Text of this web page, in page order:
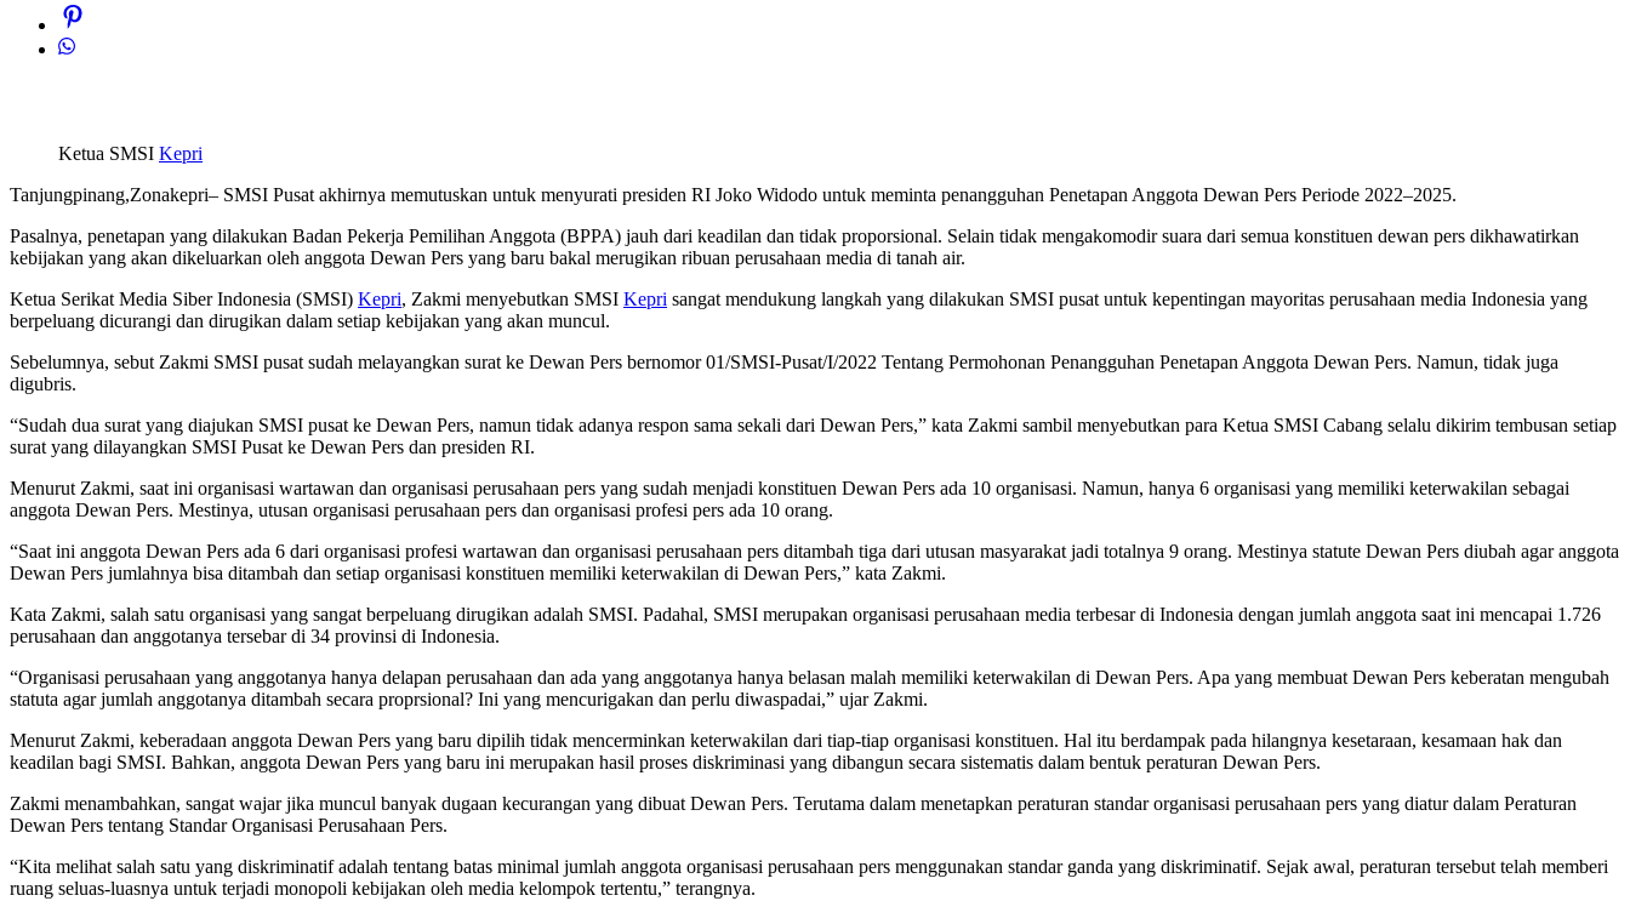
Ketua SMSI Kepri
Tanjungpinang,Zonakepri– SMSI Pusat akhirnya memutuskan untuk menyurati presiden RI Joko Widodo untuk meminta penangguhan Penetapan Anggota Dewan Pers Periode 2022–2025.
Pasalnya, penetapan yang dilakukan Badan Pekerja Pemilihan Anggota (BPPA) jauh dari keadilan dan tidak proporsional. Selain tidak mengakomodir suara dari semua konstituen dewan pers dikhawatirkan
kebijakan yang akan dikeluarkan oleh anggota Dewan Pers yang baru bakal merugikan ribuan perusahaan media di tanah air.
Ketua Serikat Media Siber Indonesia (SMSI) Kepri, Zakmi menyebutkan SMSI Kepri sangat mendukung langkah yang dilakukan SMSI pusat untuk kepentingan mayoritas perusahaan media Indonesia yang
berpeluang dicurangi dan dirugikan dalam setiap kebijakan yang akan muncul.
Sebelumnya, sebut Zakmi SMSI pusat sudah melayangkan surat ke Dewan Pers bernomor 01/SMSI-Pusat/I/2022 Tentang Permohonan Penangguhan Penetapan Anggota Dewan Pers. Namun, tidak juga
digubris.
“Sudah dua surat yang diajukan SMSI pusat ke Dewan Pers, namun tidak adanya respon sama sekali dari Dewan Pers,” kata Zakmi sambil menyebutkan para Ketua SMSI Cabang selalu dikirim tembusan setiap
surat yang dilayangkan SMSI Pusat ke Dewan Pers dan presiden RI.
Menurut Zakmi, saat ini organisasi wartawan dan organisasi perusahaan pers yang sudah menjadi konstituen Dewan Pers ada 10 organisasi. Namun, hanya 6 organisasi yang memiliki keterwakilan sebagai
anggota Dewan Pers. Mestinya, utusan organisasi perusahaan pers dan organisasi profesi pers ada 10 orang.
“Saat ini anggota Dewan Pers ada 6 dari organisasi profesi wartawan dan organisasi perusahaan pers ditambah tiga dari utusan masyarakat jadi totalnya 9 orang. Mestinya statute Dewan Pers diubah agar anggota
Dewan Pers jumlahnya bisa ditambah dan setiap organisasi konstituen memiliki keterwakilan di Dewan Pers,” kata Zakmi.
Kata Zakmi, salah satu organisasi yang sangat berpeluang dirugikan adalah SMSI. Padahal, SMSI merupakan organisasi perusahaan media terbesar di Indonesia dengan jumlah anggota saat ini mencapai 1.726
perusahaan dan anggotanya tersebar di 34 provinsi di Indonesia.
“Organisasi perusahaan yang anggotanya hanya delapan perusahaan dan ada yang anggotanya hanya belasan malah memiliki keterwakilan di Dewan Pers. Apa yang membuat Dewan Pers keberatan mengubah
statuta agar jumlah anggotanya ditambah secara proprsional? Ini yang mencurigakan dan perlu diwaspadai,” ujar Zakmi.
Menurut Zakmi, keberadaan anggota Dewan Pers yang baru dipilih tidak mencerminkan keterwakilan dari tiap-tiap organisasi konstituen. Hal itu berdampak pada hilangnya kesetaraan, kesamaan hak dan
keadilan bagi SMSI. Bahkan, anggota Dewan Pers yang baru ini merupakan hasil proses diskriminasi yang dibangun secara sistematis dalam bentuk peraturan Dewan Pers.
Zakmi menambahkan, sangat wajar jika muncul banyak dugaan kecurangan yang dibuat Dewan Pers. Terutama dalam menetapkan peraturan standar organisasi perusahaan pers yang diatur dalam Peraturan
Dewan Pers tentang Standar Organisasi Perusahaan Pers.
“Kita melihat salah satu yang diskriminatif adalah tentang batas minimal jumlah anggota organisasi perusahaan pers menggunakan standar ganda yang diskriminatif. Sejak awal, peraturan tersebut telah memberi
ruang seluas-luasnya untuk terjadi monopoli kebijakan oleh media kelompok tertentu,” terangnya.